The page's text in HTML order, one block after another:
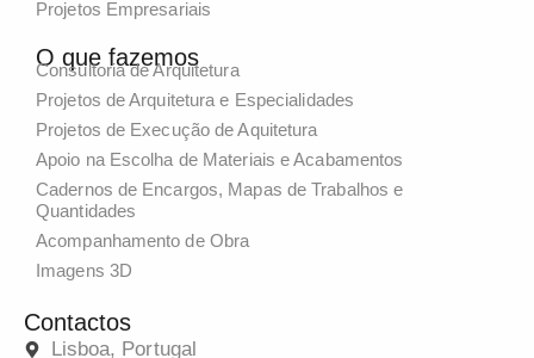
Projetos Empresariais
O que fazemos
Consultoria de Arquitetura
Projetos de Arquitetura e Especialidades
Projetos de Execução de Aquitetura
Apoio na Escolha de Materiais e Acabamentos
Cadernos de Encargos, Mapas de Trabalhos e
Quantidades
Acompanhamento de Obra
Imagens 3D
Contactos
Lisboa, Portugal